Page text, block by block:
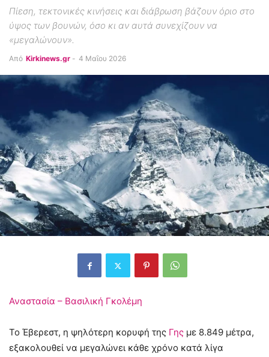
Πίεση, τεκτονικές κινήσεις και διάβρωση βάζουν όριο στο
ύψος των βουνών, όσο κι αν αυτά συνεχίζουν να
«μεγαλώνουν».
Από Kirkinews.gr - 4 Μαΐου 2026
Αναστασία – Βασιλική Γκολέμη
Το Έβερεστ, η ψηλότερη κορυφή της Γης με 8.849 μέτρα,
εξακολουθεί να μεγαλώνει κάθε χρόνο κατά λίγα